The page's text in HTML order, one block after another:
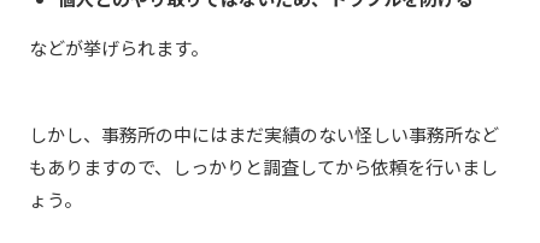
などが挙げられます。
しかし、事務所の中にはまだ実績のない怪しい事務所など
もありますので、しっかりと調査してから依頼を行いまし
ょう。